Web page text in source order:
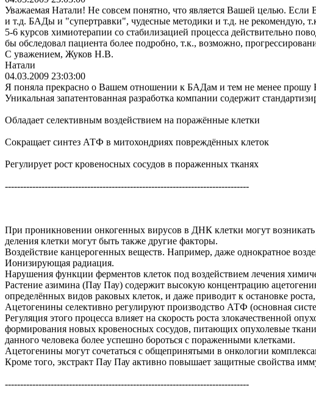
Уважаемая Натали! Не совсем понятно, что является Вашей целью. Если
и т.д. БАДы и "супертравки", чудесные методики и т.д. не рекомендую,
5-6 курсов химиотерапии со стабилизацией процесса действительно
бы обследовал пациента более подробно, т.к., возможно,
С уважением, Жуков Н.В.
Натали
04.03.2009 23:03:00
Я поняла прекрасно о Вашем отношении к БАДам и тем не менее
Уникальная запатентованная разработка компании содержит
Обладает селективным воздействием на поражённые клетки
Сокращает синтез АТФ в митохондриях повреждённых клеток
Регулирует рост кровеносных сосудов в пораженных тканях
--------------------------------------------------------------------------------
При проникновении онкогенных вирусов в ДНК клетки могут
деления клетки могут быть также другие факторы.
Воздействие канцерогенных веществ. Например, даже однократное
Ионизирующая радиация.
Нарушения функции ферментов клеток под воздействием лечения
Растение азимина (Пау Пау) содержит высокую концентрацию
определённых видов раковых клеток, и даже приводит к остановке
Ацетогенины селективно регулируют производство АТФ (основная
Регуляция этого процесса влияет на скорость роста злокачественной
формирования новых кровеносных сосудов, питающих опухолевые
данного человека более успешно бороться с пораженными клетками.
Ацетогенины могут сочетаться с общепринятыми в онкологии
Кроме того, экстракт Пау Пау активно повышает защитные свойства
--------------------------------------------------------------------------------